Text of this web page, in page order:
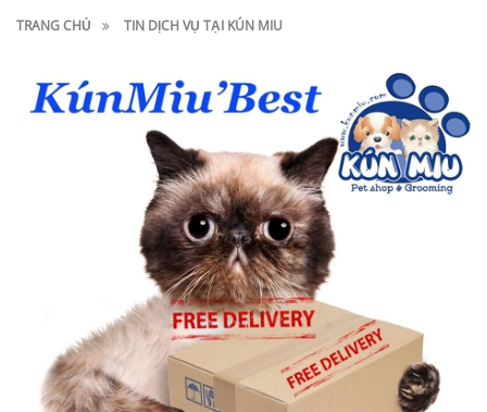
TRANG CHỦ TIN DỊCH VỤ TẠI KÚN MIU